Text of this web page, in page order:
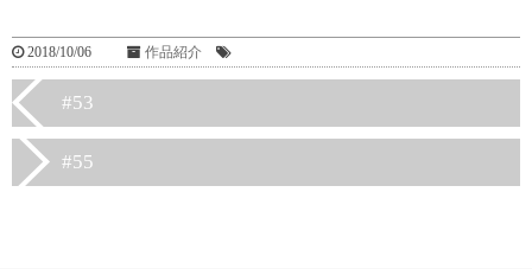
2018/10/06 作品紹介
#53
#55